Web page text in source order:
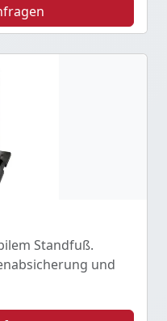
Standfuß.
und